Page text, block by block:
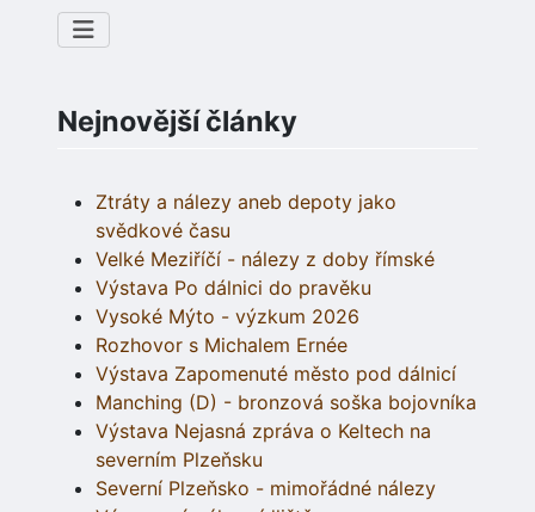
Nejnovější články
Ztráty a nálezy aneb depoty jako
svědkové času
Velké Meziříčí - nálezy z doby římské
Výstava Po dálnici do pravěku
Vysoké Mýto - výzkum 2026
Rozhovor s Michalem Ernée
Výstava Zapomenuté město pod dálnicí
Manching (D) - bronzová soška bojovníka
Výstava Nejasná zpráva o Keltech na
severním Plzeňsku
Severní Plzeňsko - mimořádné nálezy